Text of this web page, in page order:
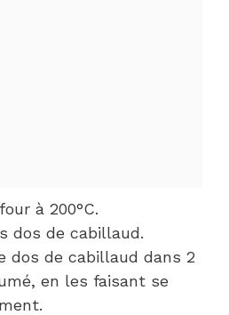
à 200°C.
dos de cabillaud.
dos de cabillaud dans 2
en les faisant se